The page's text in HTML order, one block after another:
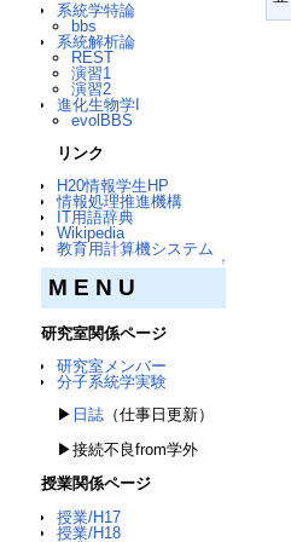
系統学特論
bbs
系統解析論
REST
演習1
演習2
進化生物学I
evolBBS
リンク
H20情報学生HP
情報処理推進機構
IT用語辞典
Wikipedia
教育用計算機システム
↑
M E N U
研究室関係ページ
研究室メンバー
分子系統学実験
▶ 日誌（仕事日更新）
▶接続不良from学外
授業関係ページ
授業/H17
授業/H18